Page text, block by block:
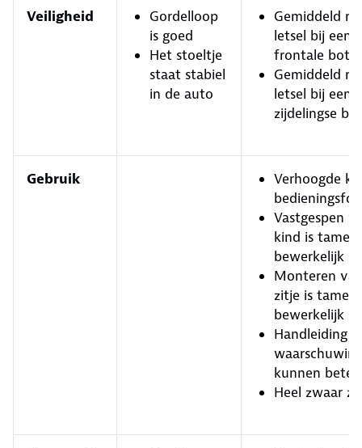
Veiligheid
Gordelloop
is goed
Het stoeltje
staat stabiel
in de auto
Gemiddeld
letsel bij een
frontale
Gemiddeld
letsel bij een
zijdelingse
Gebruik
Verhoogde
Vastgespen
kind is
bewerkelijk
Monteren
zitje is
bewerkelijk
Handleiding
kunnen beter
Heel zwaar